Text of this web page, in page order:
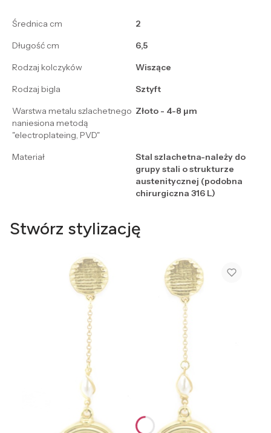
Średnica cm
2
Długość cm
6,5
Rodzaj kolczyków
Wiszące
Rodzaj bigla
Sztyft
Warstwa metalu szlachetnego
naniesiona metodą
"electroplateing, PVD"
Złoto - 4-8 μm
Materiał
Stal szlachetna-należy do
grupy stali o strukturze
austenitycznej (podobna
chirurgiczna 316 L)
Stwórz stylizację